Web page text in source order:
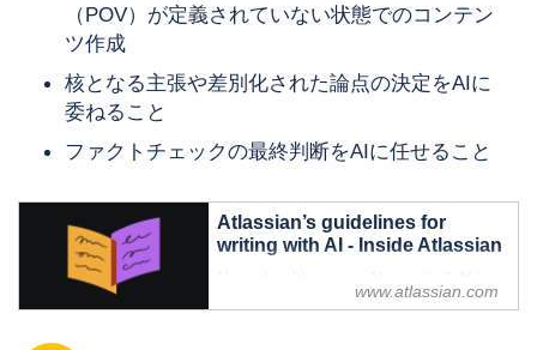
（POV）が定義されていない状態でのコンテン
ツ作成
核となる主張や差別化された論点の決定をAIに
委ねること
ファクトチェックの最終判断をAIに任せること
Atlassian’s guidelines for
writing with AI - Inside Atlassian
helpful tool but, without guardrails, its
www.atlassian.com